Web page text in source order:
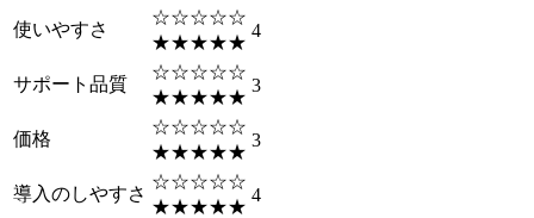
使いやすさ
☆☆☆☆☆
★★★★★
4
サポート品質
☆☆☆☆☆
★★★★★
3
価格
☆☆☆☆☆
★★★★★
3
導入のしやすさ
☆☆☆☆☆
★★★★★
4